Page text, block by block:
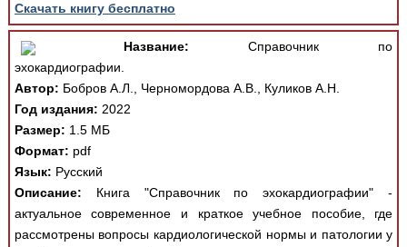
Скачать книгу бесплатно
Название: Справочник по
эхокардиографии.
Автор: Бобров А.Л., Черномордова А.В., Куликов А.Н.
Год издания: 2022
Размер: 1.5 МБ
Формат: pdf
Язык: Русский
Описание: Книга "Справочник по эхокардиографии" -
актуальное современное и краткое учебное пособие, где
рассмотрены вопросы кардиологической нормы и патологии у